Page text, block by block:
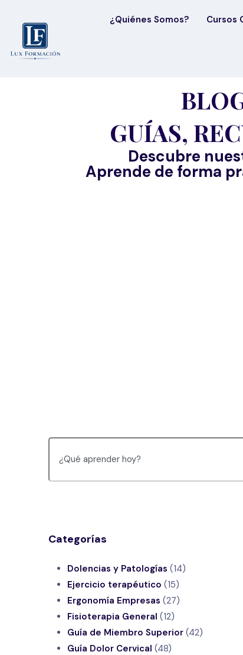
¿Quiénes Somos? Cursos
GUÍAS,
Descubre
Aprende de forma
Categorías
Dolencias y Patologías (14)
Ejercicio terapéutico (15)
Ergonomía Empresas (27)
Fisioterapia General (12)
Guía de Miembro Superior (42)
Guía Dolor Cervical (48)